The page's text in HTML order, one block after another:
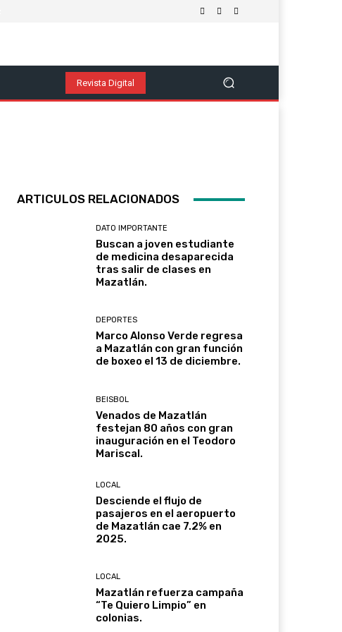
Política Salud Y Bienestar
Revista Digital
ARTICULOS RELACIONADOS
DATO IMPORTANTE
Buscan a joven estudiante
de medicina desaparecida
tras salir de clases en
Mazatlán.
DEPORTES
Marco Alonso Verde regresa
a Mazatlán con gran función
de boxeo el 13 de diciembre.
BEISBOL
Venados de Mazatlán
festejan 80 años con gran
inauguración en el Teodoro
Mariscal.
LOCAL
Desciende el flujo de
pasajeros en el aeropuerto
de Mazatlán cae 7.2% en
2025.
LOCAL
Mazatlán refuerza campaña
“Te Quiero Limpio” en
colonias.